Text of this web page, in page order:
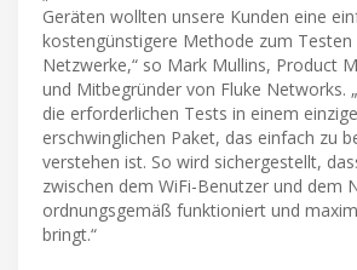
Geräten wollten unsere Kunden eine
kostengünstigere Methode zum Testen
Netzwerke,“ so Mark Mullins, Product
und Mitbegründer von Fluke Networks.
die erforderlichen Tests in einem
erschwinglichen Paket, das einfach zu
verstehen ist. So wird sichergestellt,
zwischen dem WiFi-Benutzer und dem
ordnungsgemäß funktioniert und
bringt.“